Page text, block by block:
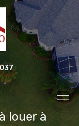
louer à